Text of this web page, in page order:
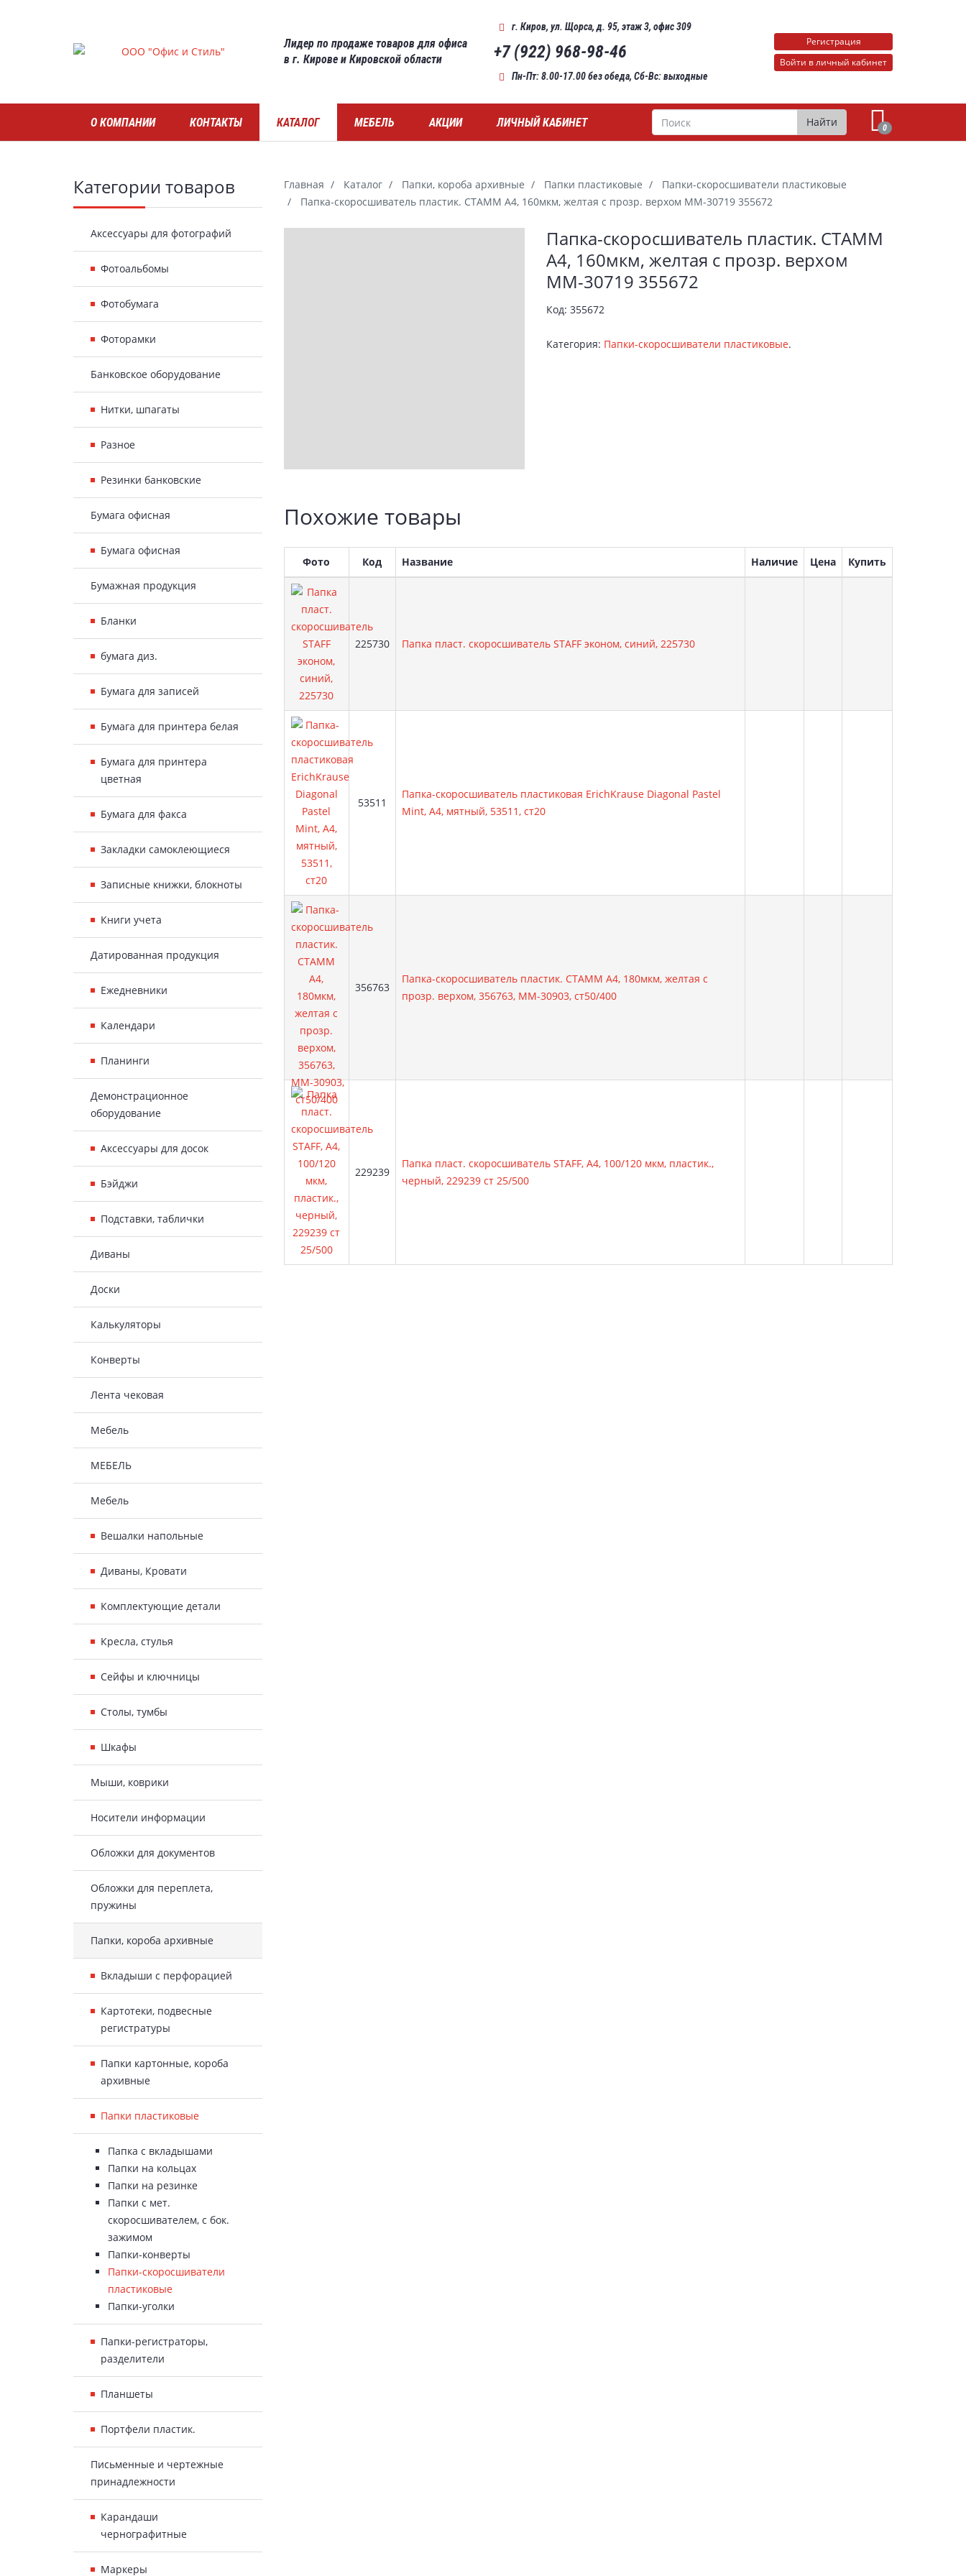
Лидер по продаже товаров для офиса
в г. Кирове и Кировской области
г. Киров, ул. Щорса, д. 95, этаж 3, офис 309
+7 (922) 968-98-46
Пн-Пт: 8.00-17.00 без обеда, Сб-Вс: выходные
Регистрация
Войти в личный кабинет
НавигацияО КОМПАНИИ КОНТАКТЫ КАТАЛОГ МЕБЕЛЬ АКЦИИ ЛИЧНЫЙ КАБИНЕТ 0
Поиск Найти
Главная Каталог Папки, короба архивные Папки пластиковые
Папки-скоросшиватели пластиковые
Папка-скоросшиватель пластик. СТАММ А4, 160мкм, желтая с прозр. верхом ММ-30719 355672
Папка-скоросшиватель пластик. СТАММ
А4, 160мкм, желтая с прозр. верхом
ММ-30719 355672
Код:355672
Категория: Папки-скоросшиватели пластиковые.
Похожие товары
Фото Код Название Наличие Цена Купить
Артикул:
225730 Папка пласт. скоросшиватель STAFF эконом, синий, 225730
Артикул:
53511
Папка-скоросшиватель пластиковая ErichKrause Diagonal Pastel
Mint, A4, мятный, 53511, ст20
Артикул:
356763
Папка-скоросшиватель пластик. СТАММ А4, 180мкм, желтая с
прозр. верхом, 356763, ММ-30903, ст50/400
Артикул:
229239
Папка пласт. скоросшиватель STAFF, А4, 100/120 мкм, пластик.,
черный, 229239 ст 25/500
Боковая
панель
Категории товаров
Аксессуары для фотографий
Фотоальбомы
Фотобумага
Фоторамки
Банковское оборудование
Нитки, шпагаты
Разное
Резинки банковские
Бумага офисная
Бумага офисная
Бумажная продукция
Бланки
бумага диз.
Бумага для записей
Бумага для принтера белая
Бумага для принтера
цветная
Бумага для факса
Закладки самоклеющиеся
Записные книжки, блокноты
Книги учета
Датированная продукция
Ежедневники
Календари
Планинги
Демонстрационное
оборудование
Аксессуары для досок
Бэйджи
Подставки, таблички
Диваны
Доски
Калькуляторы
Конверты
Лента чековая
Мебель
МЕБЕЛЬ
Мебель
Вешалки напольные
Диваны, Кровати
Комплектующие детали
Кресла, стулья
Сейфы и ключницы
Столы, тумбы
Шкафы
Мыши, коврики
Носители информации
Обложки для документов
Обложки для переплета,
пружины
Папки, короба архивные
Вкладыши с перфорацией
Картотеки, подвесные
регистратуры
Папки картонные, короба
архивные
Папки пластиковые
Папка с вкладышами
Папки на кольцах
Папки на резинке
Папки с мет.
скоросшивателем, с бок.
зажимом
Папки-конверты
Папки-скоросшиватели
пластиковые
Папки-уголки
Папки-регистраторы,
разделители
Планшеты
Портфели пластик.
Письменные и чертежные
принадлежности
Карандаши
чернографитные
Маркеры